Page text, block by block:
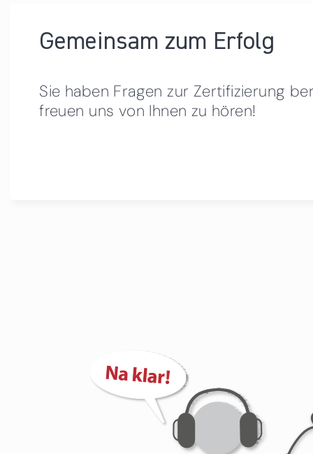
Gemeinsam zum Erfolg
Sie haben Fragen zur Zertifizierung
freuen uns von Ihnen zu hören!